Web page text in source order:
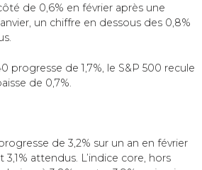
de 0,6% en février après une
un chiffre en dessous des 0,8%
progresse de 1,7%, le S&P 500 recule
de 0,7%.
de 3,2% sur un an en février
3,1% attendus. L’indice core, hors